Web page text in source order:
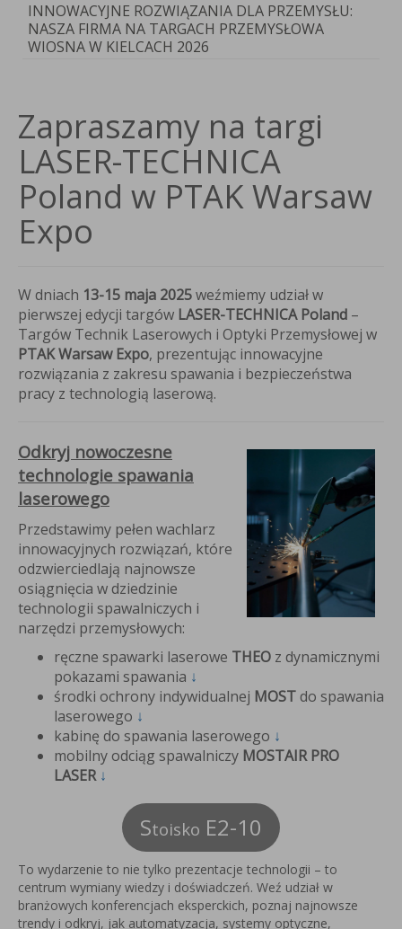
INNOWACYJNE ROZWIĄZANIA DLA PRZEMYSŁU:
NASZA FIRMA NA TARGACH PRZEMYSŁOWA
WIOSNA W KIELCACH 2026
Zapraszamy na targi
LASER-TECHNICA
Poland w PTAK Warsaw
Expo
W dniach 13-15 maja 2025weźmiemy udział w
pierwszej edycji targów LASER-TECHNICA Poland –
Targów Technik Laserowych i Optyki Przemysłowej w
PTAK Warsaw Expo, prezentując innowacyjne
rozwiązania z zakresu spawania i bezpieczeństwa
pracy z technologią laserową.
Odkryj nowoczesne
technologie spawania
laserowego
Przedstawimy pełen wachlarz
innowacyjnych rozwiązań, które
odzwierciedlają najnowsze
osiągnięcia w dziedzinie
technologii spawalniczych i
narzędzi przemysłowych:
ręczne spawarki laserowe THEO z dynamicznymi
pokazami spawania ↓
środki ochrony indywidualnej MOSTdo spawania
laserowego ↓
kabinę do spawania laserowego ↓
mobilny odciąg spawalniczy MOSTAIR PRO
LASER ↓
Stoisko E2-10
To wydarzenie to nie tylko prezentacje technologii – to
centrum wymiany wiedzy i doświadczeń. Weź udział w
branżowych konferencjach eksperckich, poznaj najnowsze
trendy i odkryj, jak automatyzacja, systemy optyczne,